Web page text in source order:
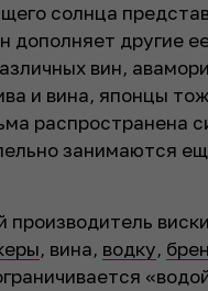
солнца
дополняет другие
вин,
и вина, японцы
распространена
занимаются
производитель
, вина, водку,